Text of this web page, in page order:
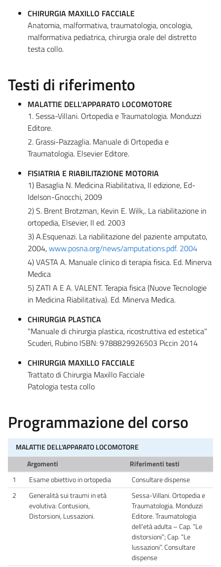
CHIRURGIA MAXILLO FACCIALE
Anatomia, malformativa, traumatologia, oncologia,
malformativa pediatrica, chirurgia orale del distretto
testa collo.
Testi di riferimento
MALATTIE DELL'APPARATO LOCOMOTORE
1. Sessa-Villani. Ortopedia e Traumatologia. Monduzzi
Editore.
2. Grassi-Pazzaglia. Manuale di Ortopedia e
Traumatologia. Elsevier Editore.
FISIATRIA E RIABILITAZIONE MOTORIA
1) Basaglia N. Medicina Riabilitativa, II edizione, Ed-
Idelson-Gnocchi, 2009
2) S. Brent Brotzman, Kevin E. Wilk,. La riabilitazione in
ortopedia, Elsevier, II ed. 2003
3) A.Esquenazi. La riabilitazione del paziente amputato,
2004,www.posna.org/news/amputations.pdf. 2004
4) VASTA A. Manuale clinico di terapia fisica. Ed. Minerva
Medica
5) ZATI A E A. VALENT. Terapia fisica (Nuove Tecnologie
in Medicina Riabilitativa). Ed. Minerva Medica.
CHIRURGIA PLASTICA
"Manuale di chirurgia plastica, ricostruttiva ed estetica"
Scuderi, Rubino ISBN: 9788829926503 Piccin 2014
CHIRURGIA MAXILLO FACCIALE
Trattato di Chirurgia Maxillo Facciale
Patologia testa collo
Programmazione del corso
MALATTIE DELL'APPARATO LOCOMOTORE
Argomenti
Riferimenti testi
1
Esame obiettivo in ortopedia
Consultare dispense
2
Generalità sui traumi in età
evolutiva: Contusioni,
Distorsioni, Lussazioni.
Sessa-Villani. Ortopedia e
Traumatologia. Monduzzi
Editore. Traumatologia
dell’età adulta – Cap. “Le
distorsioni”; Cap. “Le
lussazioni”. Consultare
dispense